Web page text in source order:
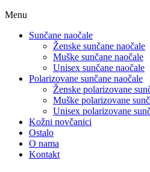
Menu
Sunčane naočale
Ženske sunčane naočale
Muške sunčane naočale
Unisex sunčane naočale
Polarizovane sunčane naočale
Ženske polarizovane
Muške polarizovane
Unisex polarizovane
Kožni novčanici
Ostalo
O nama
Kontakt